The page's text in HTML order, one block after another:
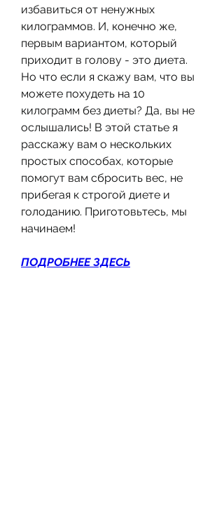
избавиться от ненужных
килограммов. И, конечно же,
первым вариантом, который
приходит в голову - это диета.
Но что если я скажу вам, что вы
можете похудеть на 10
килограмм без диеты? Да, вы не
ослышались! В этой статье я
расскажу вам о нескольких
простых способах, которые
помогут вам сбросить вес, не
прибегая к строгой диете и
голоданию. Приготовьтесь, мы
начинаем!
ПОДРОБНЕЕ ЗДЕСЬ